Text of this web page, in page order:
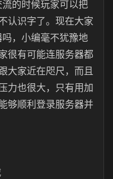
的时候玩家可以把
认识字了。现在大家
，小编毫不犹豫地
很有可能连服务器都
大家近在咫尺，而且
力也很大，只有用加
够顺利登录服务器并